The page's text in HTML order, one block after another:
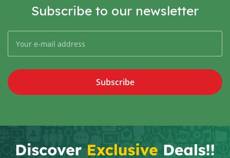
Subscribe to our newsletter
Subscribe